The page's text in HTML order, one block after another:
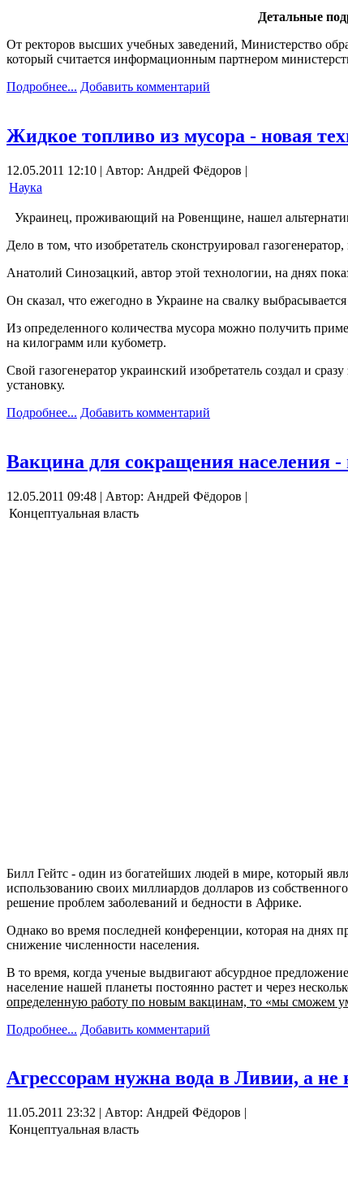
Детальные
От ректоров высших учебных заведений, Министерство
который считается информационным партнером
Подробнее... Добавить комментарий
Жидкое топливо из мусора - новая
12.05.2011 12:10 | Автор: Андрей Фёдоров |
Наука
Украинец, проживающий на Ровенщине, нашел
Дело в том, что изобретатель сконструировал
Анатолий Синозацкий, автор этой технологии, на днях
Он сказал, что ежегодно в Украине на свалку
Из определенного количества мусора можно получить
на килограмм или кубометр.
Свой газогенератор украинский изобретатель создал и
установку.
Подробнее... Добавить комментарий
Вакцина для сокращения населения -
12.05.2011 09:48 | Автор: Андрей Фёдоров |
Концептуальная власть
Билл Гейтс - один из богатейших людей в мире, который
использованию своих миллиардов долларов из
решение проблем заболеваний и бедности в Африке.
Однако во время последней конференции, которая на днях
снижение численности населения.
В то время, когда ученые выдвигают абсурдное
население нашей планеты постоянно растет и через
определенную работу по новым вакцинам, то «мы сможем
Подробнее... Добавить комментарий
Агрессорам нужна вода в Ливии, а не
11.05.2011 23:32 | Автор: Андрей Фёдоров |
Концептуальная власть